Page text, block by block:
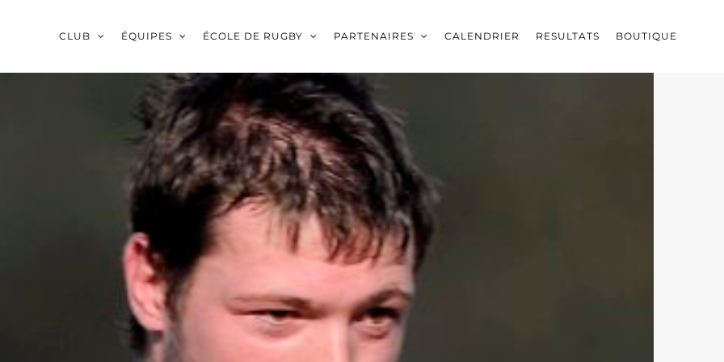
CLUB ÉQUIPES ÉCOLE DE RUGBY PARTENAIRES CALENDRIER RESULTATS BOUTIQUE